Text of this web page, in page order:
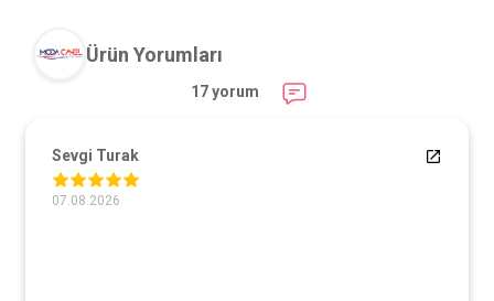
Ürün Yorumları
17 yorum
Sevgi Turak
07.08.2026